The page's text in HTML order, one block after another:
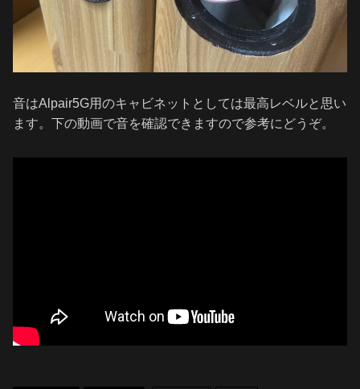
音はAlpair5G用のキャビネットとしては最高レベルと思い
ます。下の動画で音を確認できますので参考にどうぞ。